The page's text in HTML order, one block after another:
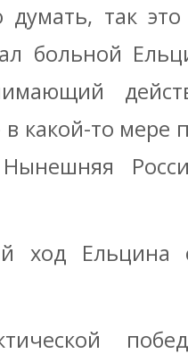
думать, так
больной
какой-то мере
ход Ельцина